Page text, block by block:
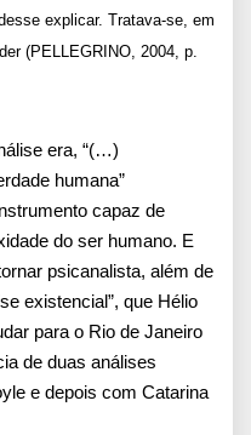
explicar. Tratava-se, em
(PELLEGRINO, 2004, p.
era, “(…)
humana”
capaz de
do ser humano. E
psicanalista, além de
existencial”, que Hélio
para o Rio de Janeiro
de duas análises
e depois com Catarina